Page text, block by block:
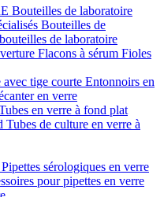
Bouteilles de laboratoire
Bouteilles de
de laboratoire
Flacons à sérum Fioles
tige courte Entonnoirs en
en verre
en verre à fond plat
Tubes de culture en verre à
Pipettes sérologiques en verre
pour pipettes en verre